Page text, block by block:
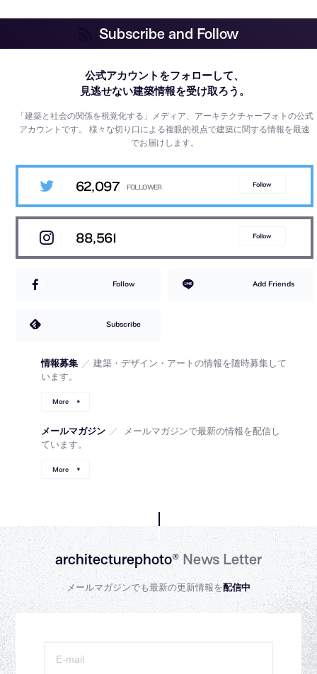
Subscribe and Follow
公式アカウントをフォローして、
見逃せない建築情報を受け取ろう。
「建築と社会の関係を視覚化する」メディア、アーキテクチャーフォトの公式
アカウントです。様々な切り口による複眼的視点で建築に関する情報を最速
でお届けします。
62,097 Follow
88,561 Follow
Follow Add Friends
Subscribe
情報募集 ／ 建築・デザイン・アートの情報を随時募集して
います。
More
メールマガジン ／
メールマガジンで最新の情報を配信し
ています。
More
architecturephoto®News Letter
メールマガジンでも最新の更新情報を配信中